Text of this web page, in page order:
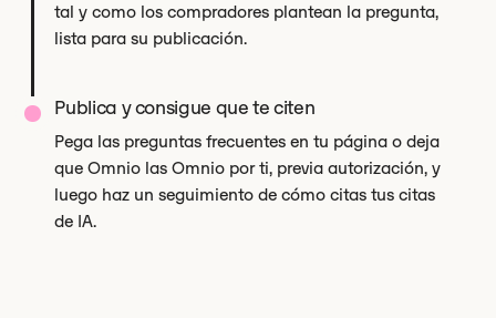
tal y como los compradores plantean la pregunta,
lista para su publicación.
Publica y consigue que te citen
Pega las preguntas frecuentes en tu página o deja
que Omnio las Omnio por ti, previa autorización, y
luego haz un seguimiento de cómo citas tus citas
de IA.